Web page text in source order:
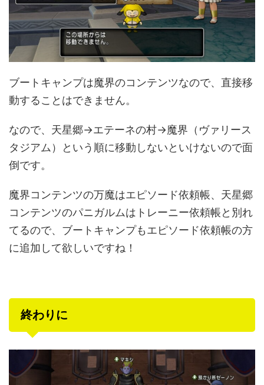
ブートキャンプは魔界のコンテンツなので、直接移
動することはできません。
なので、天星郷→エテーネの村→魔界（ヴァリース
タジアム）という順に移動しないといけないので面
倒です。
魔界コンテンツの万魔はエピソード依頼帳、天星郷
コンテンツのパニガルムはトレーニー依頼帳と別れ
てるので、ブートキャンプもエピソード依頼帳の方
に追加して欲しいですね！
終わりに